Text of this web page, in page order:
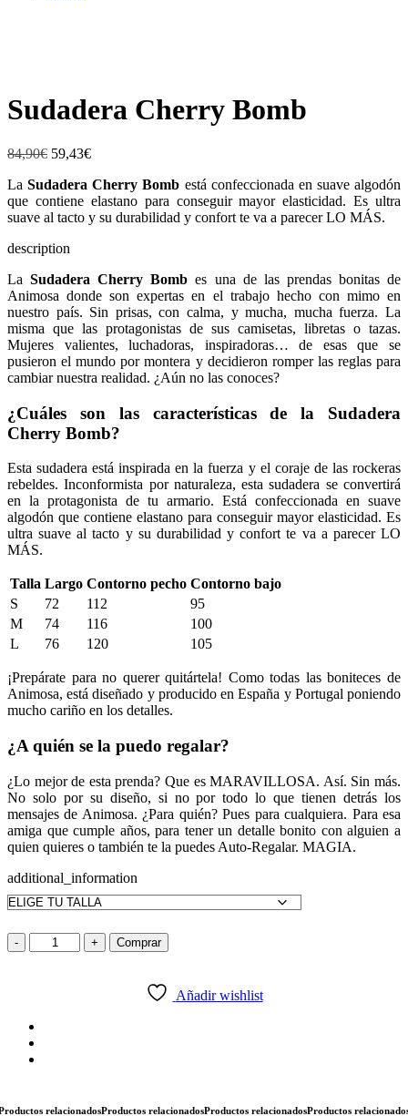
Sudadera Cherry Bomb
84,90€ 59,43€
LaSudadera Cherry Bomb está confeccionada en suave algodón
que contiene elastano para conseguir mayor elasticidad. Es ultra
suave al tacto y su durabilidad y confort te va a parecer LO MÁS.
description
LaSudadera Cherry Bombes una de las prendas bonitas de
Animosa donde son expertas en el trabajo hecho con mimo en
nuestro país. Sin prisas, con calma, y mucha, mucha fuerza. La
misma que las protagonistas de sus camisetas, libretas o tazas.
Mujeres valientes, luchadoras, inspiradoras… de esas que se
pusieron el mundo por montera y decidieron romper las reglas para
cambiar nuestra realidad. ¿Aún no las conoces?
¿Cuáles son las características de la Sudadera
Cherry Bomb?
Esta sudadera está inspirada en la fuerza y el coraje de las rockeras
rebeldes. Inconformista por naturaleza, esta sudadera se convertirá
en la protagonista de tu armario. Está confeccionada en suave
algodón que contiene elastano para conseguir mayor elasticidad. Es
ultra suave al tacto y su durabilidad y confort te va a parecer LO
MÁS.
Talla Largo Contorno pecho Contorno bajo
S
72 112
95
M
74 116
100
L
76 120 105
¡Prepárate para no querer quitártela! Como todas las boniteces de
Animosa, está diseñado y producido en España y Portugal poniendo
mucho cariño en los detalles.
¿A quién se la puedo regalar?
¿Lo mejor de esta prenda? Que es MARAVILLOSA. Así. Sin más.
No solo por su diseño, si no por todo lo que tienen detrás los
mensajes de Animosa. ¿Para quién? Pues para cualquiera. Para esa
amiga que cumple años, para tener un detalle bonito con alguien a
quien quieres o también te la puedes Auto-Regalar. MAGIA.
additional_information
-
Sudadera
Cherry
+ Comprar
Añadir wishlist
relacionadosProductos relacionadosProductos relacionadosProductos relacionados